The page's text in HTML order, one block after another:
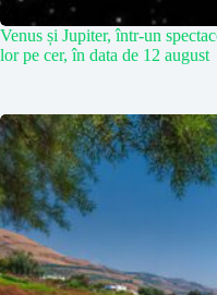
Venus și Jupiter, într-un
lor pe cer, în data de 12 august